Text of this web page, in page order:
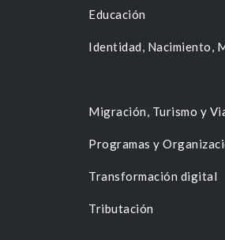
Educación
Identidad, Nacimiento,
Migración, Turismo y
Programas y
Transformación digital
Tributación